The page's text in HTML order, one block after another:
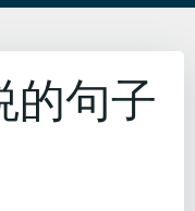
的句子